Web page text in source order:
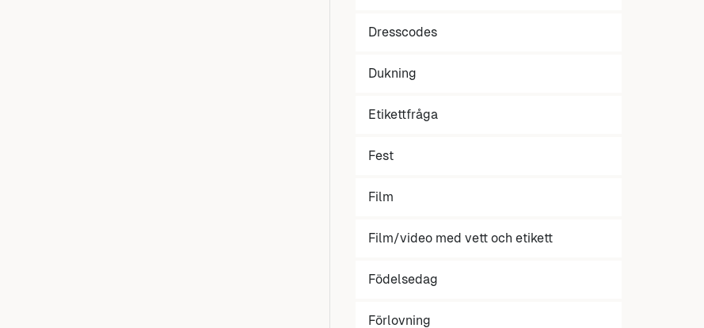
Dresscodes
Dukning
Etikettfråga
Fest
Film
Film/video med vett och etikett
Födelsedag
Förlovning